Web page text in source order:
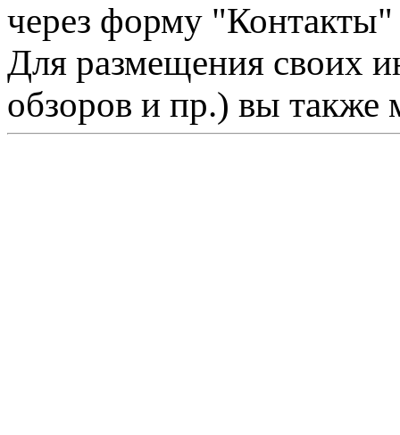
через форму "Контакты"
Для размещения своих
обзоров и пр.) вы также